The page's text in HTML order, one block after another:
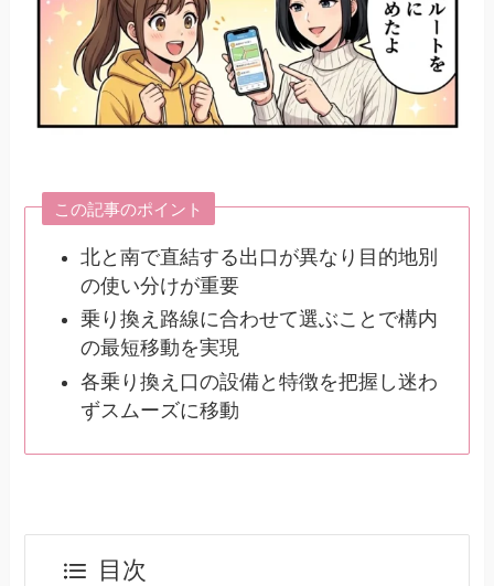
この記事のポイント
北と南で直結する出口が異なり目的地別
の使い分けが重要
乗り換え路線に合わせて選ぶことで構内
の最短移動を実現
各乗り換え口の設備と特徴を把握し迷わ
ずスムーズに移動
目次